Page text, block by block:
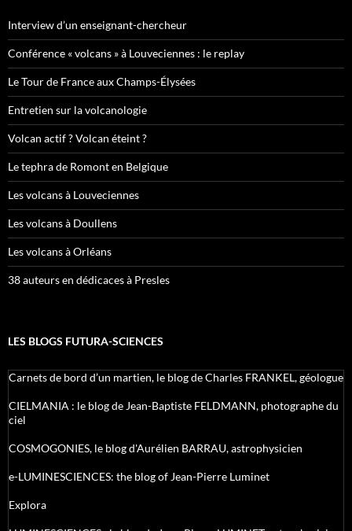
Interview d’un enseignant-chercheur
Conférence « volcans » à Louveciennes : le replay
Le Tour de France aux Champs-Élysées
Entretien sur la volcanologie
Volcan actif ? Volcan éteint ?
Le tephra de Romont en Belgique
Les volcans à Louveciennes
Les volcans à Doullens
Les volcans à Orléans
38 auteurs en dédicaces à Presles
LES BLOGS FUTURA-SCIENCES
Carnets de bord d’un martien, le blog de Charles FRANKEL, géologue
CIELMANIA : le blog de Jean-Baptiste FELDMANN, photographe du
ciel
COSMOGONIES, le blog d'Aurélien BARRAU, astrophysicien
e-LUMINESCIENCES: the blog of Jean-Pierre Luminet
Explora